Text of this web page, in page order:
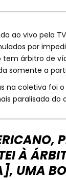
ao vivo pela
por
árbitro de
somente a
na coletiva foi
paralisada do
À
UMA